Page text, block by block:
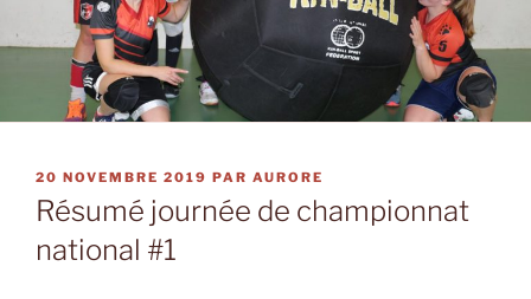
PUBLIÉ
LE
20 NOVEMBRE 2019 PAR AURORE
Résumé journée de championnat
national #1